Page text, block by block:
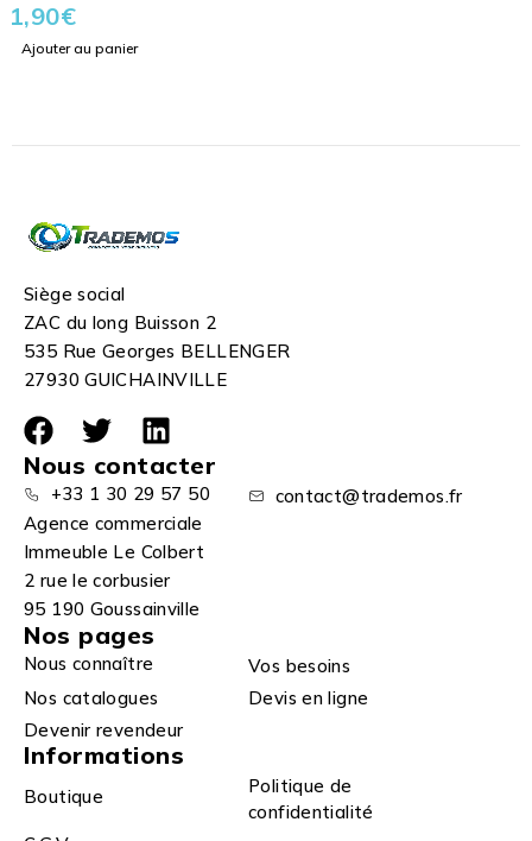
1,90€
Ajouter au panier
Siège social
ZAC du long Buisson 2
535 Rue Georges BELLENGER
27930 GUICHAINVILLE
Nous contacter
+33 1 30 29 57 50
contact@trademos.fr
Agence commerciale
Immeuble Le Colbert
2 rue le corbusier
95 190 Goussainville
Nos pages
Nous connaître
Vos besoins
Nos catalogues
Devis en ligne
Devenir revendeur
Informations
Boutique
Politique de
confidentialité